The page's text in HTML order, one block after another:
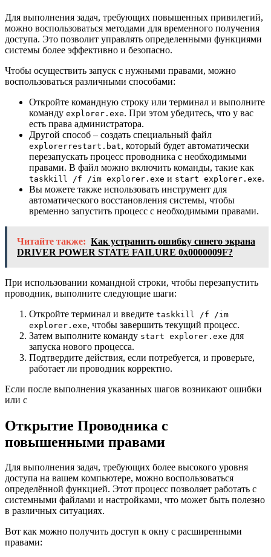
Для выполнения задач, требующих повышенных привилегий,
можно воспользоваться методами для временного получения
доступа. Это позволит управлять определенными функциями
системы более эффективно и безопасно.
Чтобы осуществить запуск с нужными правами, можно
воспользоваться различными способами:
Откройте командную строку или терминал и выполните
команду explorer.exe. При этом убедитесь, что у вас
есть права администратора.
Другой способ – создать специальный файл
explorerrestart.bat, который будет автоматически
перезапускать процесс проводника с необходимыми
правами. В файл можно включить команды, такие как
taskkill /f /im explorer.exe и start explorer.exe.
Вы можете также использовать инструмент для
автоматического восстановления системы, чтобы
временно запустить процесс с необходимыми правами.
Читайте также: Как устранить ошибку синего экрана
DRIVER POWER STATE FAILURE 0x0000009F?
При использовании командной строки, чтобы перезапустить
проводник, выполните следующие шаги:
Откройте терминал и введите taskkill /f /im
explorer.exe, чтобы завершить текущий процесс.
Затем выполните команду start explorer.exe для
запуска нового процесса.
Подтвердите действия, если потребуется, и проверьте,
работает ли проводник корректно.
Если после выполнения указанных шагов возникают ошибки
или с
Открытие Проводника с
повышенными правами
Для выполнения задач, требующих более высокого уровня
доступа на вашем компьютере, можно воспользоваться
определённой функцией. Этот процесс позволяет работать с
системными файлами и настройками, что может быть полезно
в различных ситуациях.
Вот как можно получить доступ к окну с расширенными
правами: